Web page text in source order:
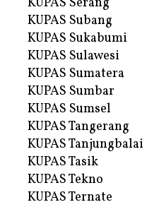
KUPAS Subang
KUPAS Sukabumi
KUPAS Sulawesi
KUPAS Sumatera
KUPAS Sumbar
KUPAS Sumsel
KUPAS Tangerang
KUPAS Tanjungbalai
KUPAS Tasik
KUPAS Tekno
KUPAS Ternate